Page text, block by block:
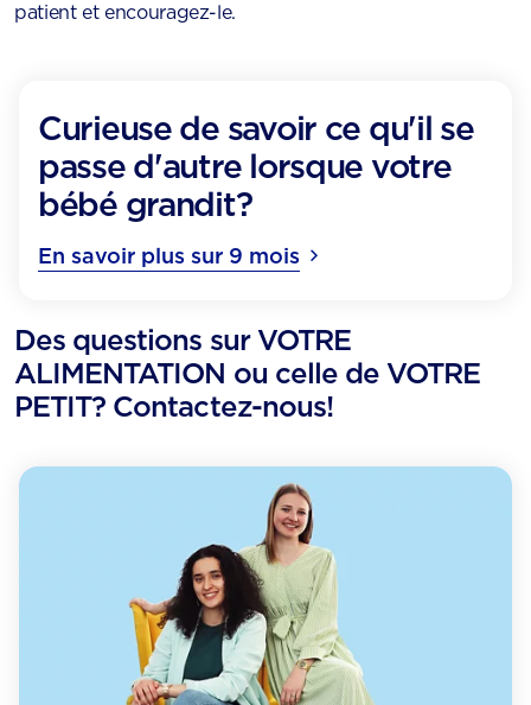
patient et encouragez-le.
Curieuse de savoir ce qu'il se
passe d'autre lorsque votre
bébé grandit?
En savoir plus sur 9 mois
Des questions sur VOTRE
ALIMENTATION ou celle de VOTRE
PETIT? Contactez-nous!